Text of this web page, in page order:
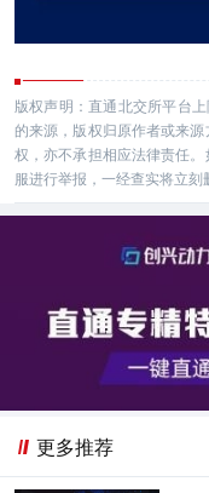
版权声明：直通北交所平台
的来源，版权归原作者或来
权，亦不承担相应法律责任
服进行举报，一经查实将立刻
更多推荐